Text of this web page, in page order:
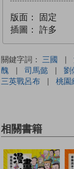
版面：
固定
插圖：
許多
關鍵字詞： 三國 |
醜
| 司馬懿 | 劉
三英戰呂布
| 桃園
相關書籍